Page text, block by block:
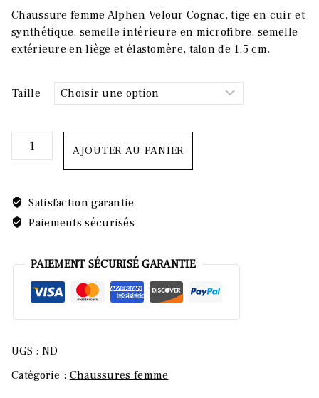
Chaussure femme Alphen Velour Cognac, tige en cuir et
synthétique, semelle intérieure en microfibre, semelle
extérieure en liège et élastomère, talon de 1.5 cm.
Taille
quantité
de
COGNAC
AJOUTER AU PANIER
Satisfaction garantie
Paiements sécurisés
PAIEMENT SÉCURISÉ GARANTIE
UGS : ND
Catégorie : Chaussures femme